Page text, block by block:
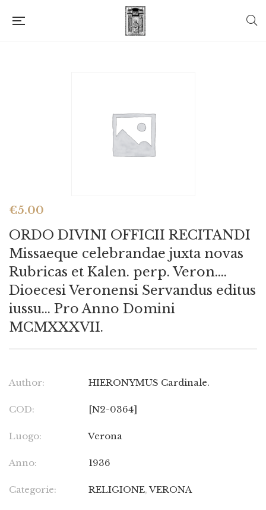
€5.00
ORDO DIVINI OFFICII RECITANDI
Missaeque celebrandae juxta novas
Rubricas et Kalen. perp. Veron….
Dioecesi Veronensi Servandus editus
iussu… Pro Anno Domini
MCMXXXVII.
Author: HIERONYMUS Cardinale.
COD: [N2-0364]
Luogo: Verona
Anno: 1936
Categorie: RELIGIONE,VERONA